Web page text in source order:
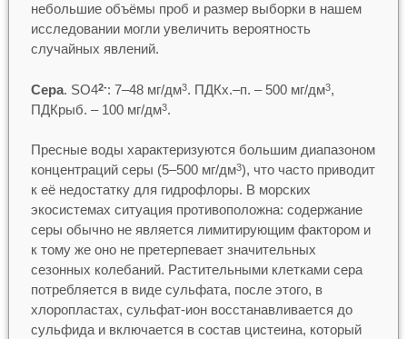
небольшие объёмы проб и размер выборки в нашем
исследовании могли увеличить вероятность
случайных явлений.
Сера. SO42-: 7–48 мг/дм3. ПДКх.–п. – 500 мг/дм3,
ПДКрыб. – 100 мг/дм3.
Пресные воды характеризуются большим диапазоном
концентраций серы (5–500 мг/дм3), что часто приводит
к её недостатку для гидрофлоры. В морских
экосистемах ситуация противоположна: содержание
серы обычно не является лимитирующим фактором и
к тому же оно не претерпевает значительных
сезонных колебаний. Растительными клетками сера
потребляется в виде сульфата, после этого, в
хлоропластах, сульфат-ион восстанавливается до
сульфида и включается в состав цистеина, который